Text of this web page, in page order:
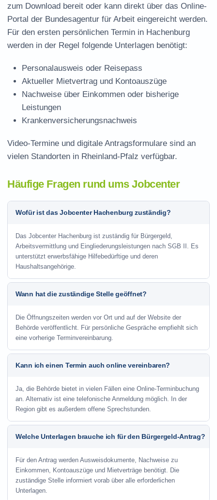
zum Download bereit oder kann direkt über das Online-
Portal der Bundesagentur für Arbeit eingereicht werden.
Für den ersten persönlichen Termin in Hachenburg
werden in der Regel folgende Unterlagen benötigt:
Personalausweis oder Reisepass
Aktueller Mietvertrag und Kontoauszüge
Nachweise über Einkommen oder bisherige
Leistungen
Krankenversicherungsnachweis
Video-Termine und digitale Antragsformulare sind an
vielen Standorten in Rheinland-Pfalz verfügbar.
Häufige Fragen rund ums Jobcenter
Wofür ist das Jobcenter Hachenburg zuständig?
Das Jobcenter Hachenburg ist zuständig für Bürgergeld,
Arbeitsvermittlung und Eingliederungsleistungen nach SGB II. Es
unterstützt erwerbsfähige Hilfebedürftige und deren
Haushaltsangehörige.
Wann hat die zuständige Stelle geöffnet?
Die Öffnungszeiten werden vor Ort und auf der Website der
Behörde veröffentlicht. Für persönliche Gespräche empfiehlt sich
eine vorherige Terminvereinbarung.
Kann ich einen Termin auch online vereinbaren?
Ja, die Behörde bietet in vielen Fällen eine Online-Terminbuchung
an. Alternativ ist eine telefonische Anmeldung möglich. In der
Region gibt es außerdem offene Sprechstunden.
Welche Unterlagen brauche ich für den Bürgergeld-Antrag?
Für den Antrag werden Ausweisdokumente, Nachweise zu
Einkommen, Kontoauszüge und Mietverträge benötigt. Die
zuständige Stelle informiert vorab über alle erforderlichen
Unterlagen.